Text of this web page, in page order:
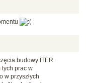
budowy ITER.
tych prac w
w przyszłych